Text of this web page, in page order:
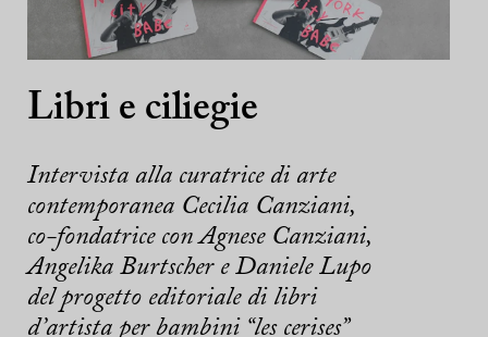
Libri e ciliegie
Intervista alla curatrice di arte
contemporanea Cecilia Canziani,
co-fondatrice con Agnese Canziani,
Angelika Burtscher e Daniele Lupo
del progetto editoriale di libri
d’artista per bambini “les cerises”